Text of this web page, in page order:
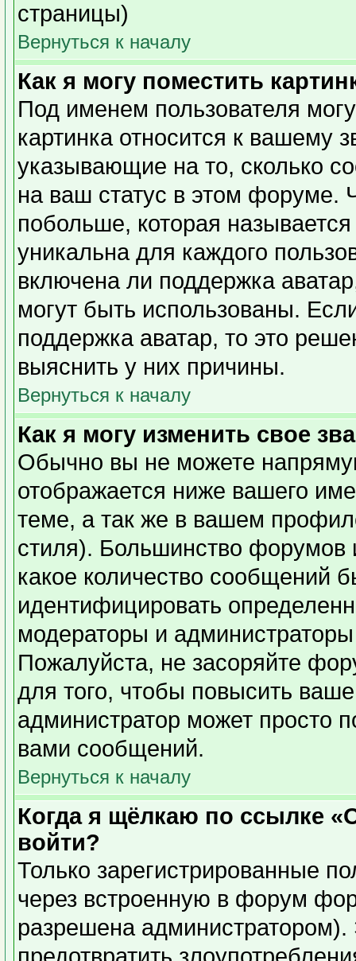
страницы)
Вернуться к началу
Как я могу поместить
Под именем пользователя
картинка относится к вашему
указывающие на то, сколько
на ваш статус в этом форуме.
побольше, которая
уникальна для каждого
включена ли поддержка
могут быть использованы.
поддержка аватар, то это
выяснить у них причины.
Вернуться к началу
Как я могу изменить свое
Обычно вы не можете
отображается ниже вашего
теме, а так же в вашем
стиля). Большинство форумов
какое количество сообщений
идентифицировать
модераторы и
Пожалуйста, не засоряйте
для того, чтобы повысить
администратор может просто
вами сообщений.
Вернуться к началу
Когда я щёлкаю по ссылке
войти?
Только зарегистрированные
через встроенную в форум
разрешена